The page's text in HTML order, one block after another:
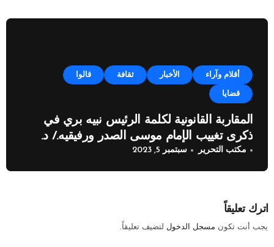
أقلام وآراء الأخبار ثقافة قالوا
قضايا
المقاربة القانونية لكلمة الرئيس نبيه بري في
ذكرى تغييب الإمام موسى الصدر ورفيقيه./ د.
خضر ياسين
مكتب التحرير سبتمبر 5, 2023
اترك تعليقاً
يجب أنت تكون مسجل الدخول لتضيف تعليقاً.